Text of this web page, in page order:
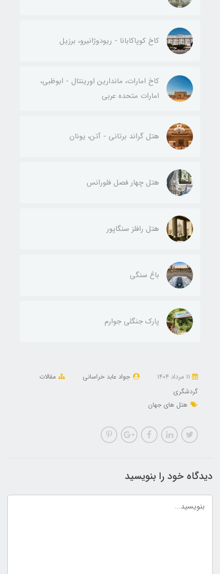
کاخ کوپاکابانا - ریودوژانیرو، برزیل
کاخ امارات، ماندارین اورینتال - ابوظبی،
امارات متحده عربی
هتل گراند برتانی - آتن، یونان
هتل چهار فصل فلورانس
هتل رافلز سنگاپور
باغ سنگی
پارک جنگلی جوارم
جواد عابد خراسانی
مقالات
گردشگری
هتل های جهان
دیدگاه خود را بنویسید